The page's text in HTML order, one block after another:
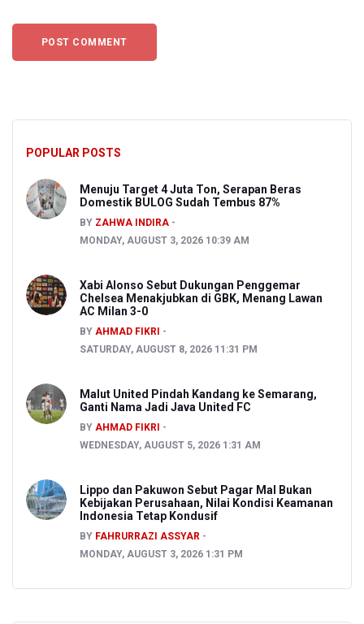
POPULAR POSTS
Menuju Target 4 Juta Ton, Serapan Beras
Domestik BULOG Sudah Tembus 87%
BY ZAHWA INDIRA
MONDAY, AUGUST 3, 2026 10:39 AM
Xabi Alonso Sebut Dukungan Penggemar
Chelsea Menakjubkan di GBK, Menang Lawan
AC Milan 3-0
BY AHMAD FIKRI
SATURDAY, AUGUST 8, 2026 11:31 PM
Malut United Pindah Kandang ke Semarang,
Ganti Nama Jadi Java United FC
BY AHMAD FIKRI
WEDNESDAY, AUGUST 5, 2026 1:31 AM
Lippo dan Pakuwon Sebut Pagar Mal Bukan
Kebijakan Perusahaan, Nilai Kondisi Keamanan
Indonesia Tetap Kondusif
BY FAHRURRAZI ASSYAR
MONDAY, AUGUST 3, 2026 1:31 PM